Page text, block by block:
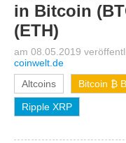
in Bitcoin
(ETH)
am 08.05.2019
coinwelt.de
Altcoins
Bitcoin ₿
Ripple XRP